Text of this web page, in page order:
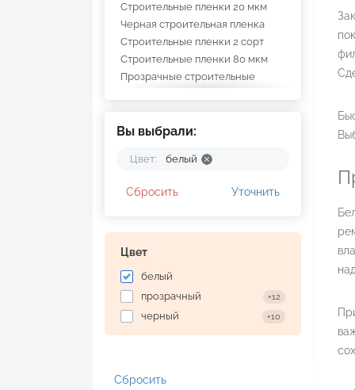
Строительные пленки 20 мкм
Черная строительная пленка
Строительные пленки 2 сорт
Строительные пленки 80 мкм
Прозрачные строительные
Строительные пленки 100 мк
Строительные пленки Kubala
Вы выбрали:
Цвет: белый
Сбросить Уточнить
Цвет
белый
прозрачный
+12
черный +10
Сбросить